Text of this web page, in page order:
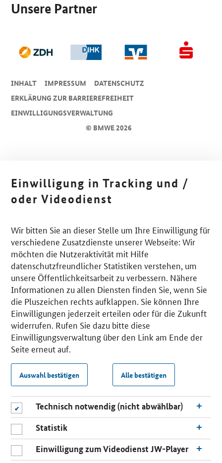
Unsere Partner
© BMWE 2026
INHALT IMPRESSUM
DA­TEN­SCHUTZ
ERKLÄRUNG ZUR BARRIEREFREIHEIT
EINWILLIGUNGSVERWALTUNG
Einwilligung in Tracking und /
oder Videodienst
Wir bitten Sie an dieser Stelle um Ihre Einwilligung für
verschiedene Zusatzdienste unserer Webseite: Wir
möchten die Nutzeraktivität mit Hilfe
datenschutzfreundlicher Statistiken verstehen, um
unsere Öffentlichkeitsarbeit zu verbessern. Nähere
Informationen zu allen Diensten finden Sie, wenn Sie
die Pluszeichen rechts aufklappen. Sie können Ihre
Einwilligungen jederzeit erteilen oder für die Zukunft
widerrufen. Rufen Sie dazu bitte diese
Einwilligungsverwaltung über den Link am Ende der
Seite erneut auf.
Auswahl bestätigen Alle bestätigen
Technisch notwendig (nicht abwählbar)
Statistik
Einwilligung zum Videodienst JW-Player